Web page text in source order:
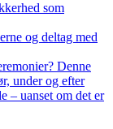
som
og deltag med
Denne
under og efter
– uanset om det er